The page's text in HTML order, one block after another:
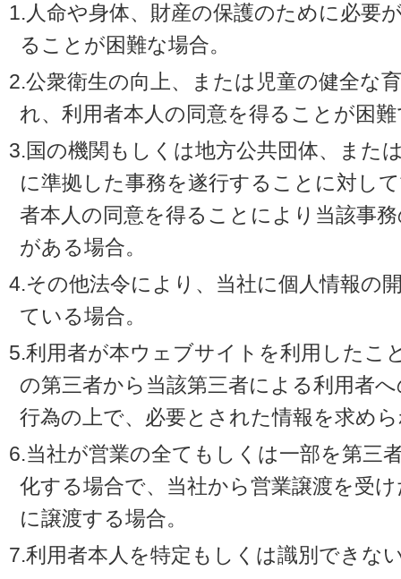
1.人命や身体、財産の保護のために必要
ることが困難な場合。
2.公衆衛生の向上、または児童の健全な
れ、利用者本人の同意を得ることが困
3.国の機関もしくは地方公共団体、また
に準拠した事務を遂行することに対し
者本人の同意を得ることにより当該事
がある場合。
4.その他法令により、当社に個人情報の
ている場合。
5.利用者が本ウェブサイトを利用したこ
の第三者から当該第三者による利用者
行為の上で、必要とされた情報を求め
6.当社が営業の全てもしくは一部を第三
化する場合で、当社から営業譲渡を受
に譲渡する場合。
7.利用者本人を特定もしくは識別できな